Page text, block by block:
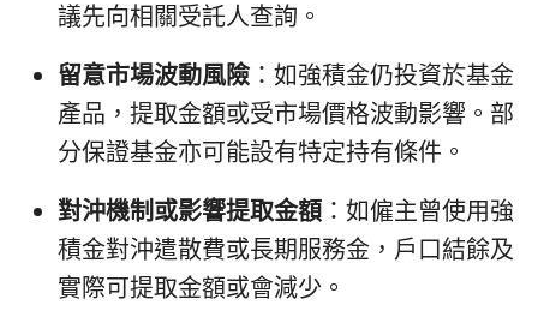
議先向相關受託人查詢。
留意市場波動風險 ：如強積金仍投資於基金
產品，提取金額或受市場價格波動影響。部
分保證基金亦可能設有特定持有條件。
對沖機制或影響提取金額 ：如僱主曾使用強
積金對沖遣散費或長期服務金，戶口結餘及
實際可提取金額或會減少。